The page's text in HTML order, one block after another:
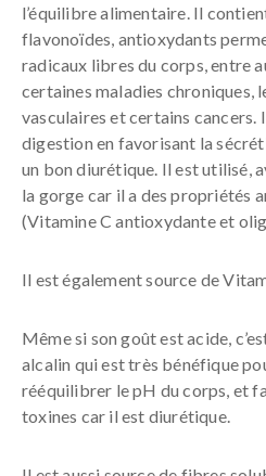
l’équilibre alimentaire. Il
flavonoïdes, antioxydants
radicaux libres du corps, entre
certaines maladies chroniques,
vasculaires et certains cancers.
digestion en favorisant la
un bon diurétique. Il est utilisé,
la gorge car il a des propriétés
(Vitamine C antioxydante et
Il est également source de
Même si son goût est acide,
alcalin qui est très bénéfique
rééquilibrer le pH du corps, et
toxines car il est diurétique.